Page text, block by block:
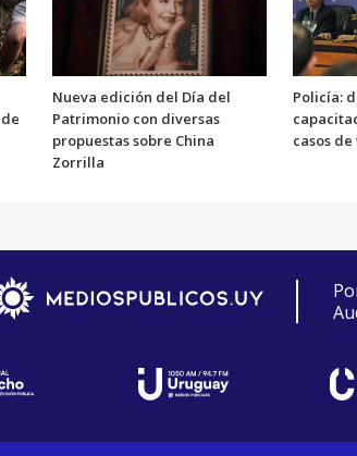
Nueva edición del Día del
Patrimonio con diversas
propuestas sobre China
Zorrilla
Policía:
casos